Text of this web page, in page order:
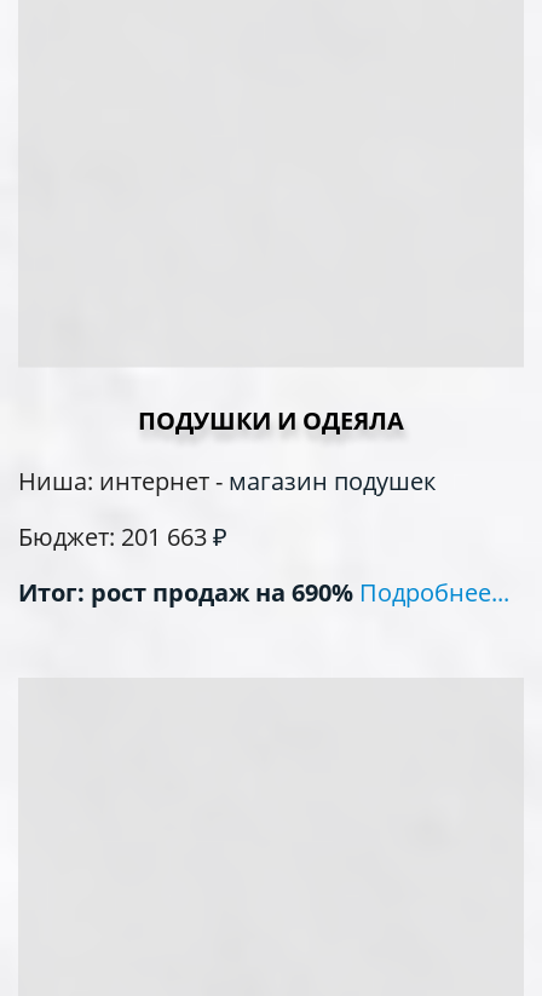
ПОДУШКИ И ОДЕЯЛА
Ниша: интернет - магазин подушек
Бюджет: 201 663₽
Итог: рост продаж на 690% Подробнее...